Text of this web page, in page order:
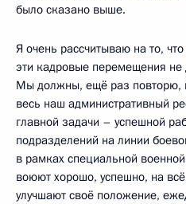
было сказано выше.
Я очень рассчитываю на то,
эти кадровые перемещения
Мы должны, ещё раз повторю,
весь наш административный
главной задачи – успешной
подразделений на линии
в рамках специальной
воюют хорошо, успешно, на
улучшают своё положение,